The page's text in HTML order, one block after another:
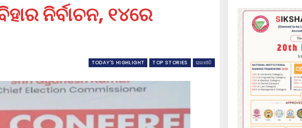
ନିର୍ବାଚନ, ୧୪ରେ
TODAY'S HIGHLIGHT TOP STORIES ରାଜନୀତି